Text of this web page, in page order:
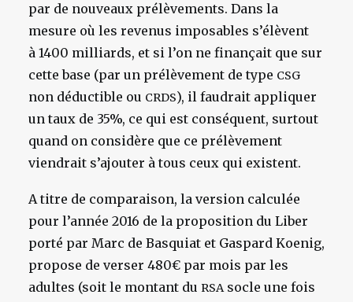
par de nouveaux prélèvements. Dans la
mesure où les revenus imposables s’élèvent
à 1400 milliards, et si l’on ne finançait que sur
cette base (par un prélèvement de type CSG
non déductible ou CRDS), il faudrait appliquer
un taux de 35%, ce qui est conséquent, surtout
quand on considère que ce prélèvement
viendrait s’ajouter à tous ceux qui existent.
A titre de comparaison, la version calculée
pour l’année 2016 de la proposition du Liber
porté par Marc de Basquiat et Gaspard Koenig,
propose de verser 480€ par mois par les
adultes (soit le montant du RSAsocle une fois